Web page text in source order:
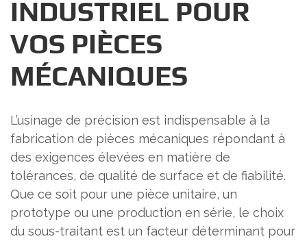
INDUSTRIEL POUR
VOS PIÈCES
MÉCANIQUES
L’usinage de précision est indispensable à la
fabrication de pièces mécaniques répondant à
des exigences élevées en matière de
tolérances, de qualité de surface et de fiabilité.
Que ce soit pour une pièce unitaire, un
prototype ou une production en série, le choix
du sous-traitant est un facteur déterminant pour